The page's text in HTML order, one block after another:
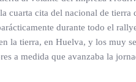
cuarta cita del nacional de
durante todo el
la tierra, en Huelva, y los muy
a medida que avanzaba la